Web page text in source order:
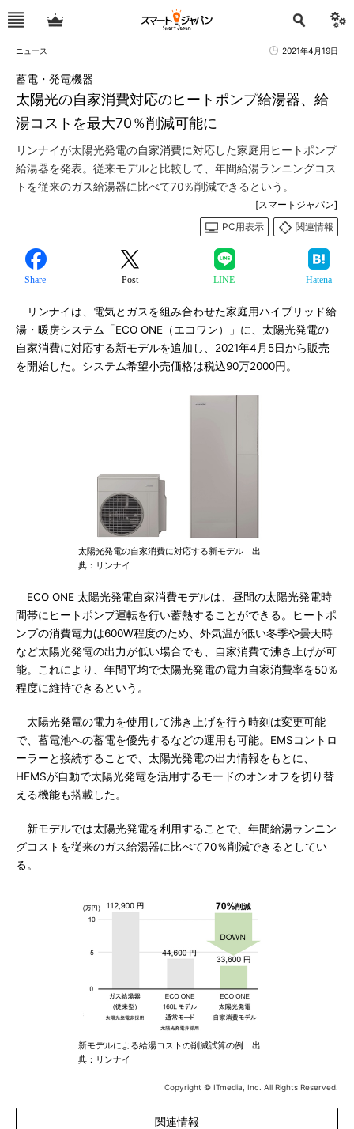
ニュース 2021年4月19日
太陽光の自家消費対応のヒートポンプ給湯器、給
湯コストを最大70％削減可能に
蓄電・発電機器
リンナイが太陽光発電の自家消費に対応した家庭用ヒートポンプ
給湯器を発表。従来モデルと比較して、年間給湯ランニングコス
トを従来のガス給湯器に比べて70％削減できるという。
[スマートジャパン]
PC用表示
関連情報
Share Post LINE Hatena
リンナイは、電気とガスを組み合わせた家庭用ハイブリッド給
湯・暖房システム「ECO ONE（エコワン）」に、太陽光発電の
自家消費に対応する新モデルを追加し、2021年4月5日から販売
を開始した。システム希望小売価格は税込90万2000円。
太陽光発電の自家消費に対応する新モデル 出
典：リンナイ
ECO ONE 太陽光発電自家消費モデルは、昼間の太陽光発電時
間帯にヒートポンプ運転を行い蓄熱することができる。ヒートポ
ンプの消費電力は600W程度のため、外気温が低い冬季や曇天時
など太陽光発電の出力が低い場合でも、自家消費で沸き上げが可
能。これにより、年間平均で太陽光発電の電力自家消費率を50％
程度に維持できるという。
太陽光発電の電力を使用して沸き上げを行う時刻は変更可能
で、蓄電池への蓄電を優先するなどの運用も可能。EMSコントロ
ーラーと接続することで、太陽光発電の出力情報をもとに、
HEMSが自動で太陽光発電を活用するモードのオンオフを切り替
える機能も搭載した。
新モデルでは太陽光発電を利用することで、年間給湯ランニン
グコストを従来のガス給湯器に比べて70％削減できるとしてい
る。
新モデルによる給湯コストの削減試算の例 出
典：リンナイ
Copyright © ITmedia, Inc. All Rights Reserved.
関連情報